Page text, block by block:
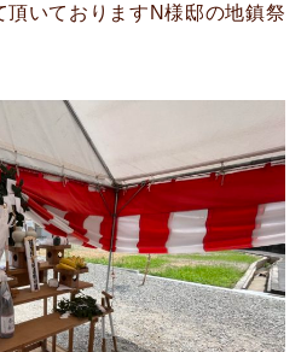
頂いておりますN様邸の地鎮祭